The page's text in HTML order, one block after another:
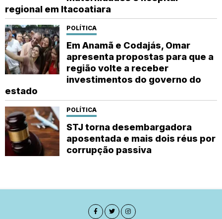
regional em Itacoatiara
POLÍTICA
Em Anamã e Codajás, Omar
apresenta propostas para que a
região volte a receber
investimentos do governo do
estado
POLÍTICA
STJ torna desembargadora
aposentada e mais dois réus por
corrupção passiva